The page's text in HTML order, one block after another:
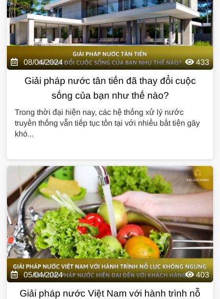
08/04/2024 433
Giải pháp nước tân tiến đã thay đổi cuộc
sống của bạn như thế nào?
Trong thời đại hiện nay, các hệ thống xử lý nước
truyền thống vẫn tiếp tục tồn tại với nhiều bất tiện gây
khó...
05/04/2024 403
Giải pháp nước Việt Nam với hành trình nỗ